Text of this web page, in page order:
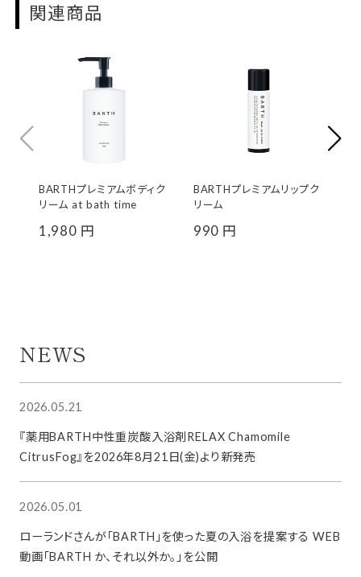
関連商品
BARTHプレミアムボディク
リーム at bath time
1,980 円
BARTHプレミアムリップク
リーム
990 円
NEWS
2026.05.21
『薬用BARTH中性重炭酸入浴剤RELAX Chamomile
CitrusFog』を2026年8月21日(金)より新発売
2026.05.01
ローランドさんが「BARTH」を使った夏の入浴を提案する WEB
動画「BARTH か、それ以外か。」を公開